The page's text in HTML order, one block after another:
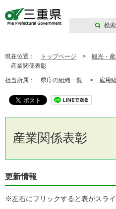
検索
現在位置： トップページ > 観光・
産業関係表彰
担当所属： 県庁の組織一覧 > 雇用
産業関係表彰
更新情報
※左右にフリックすると表がスライ